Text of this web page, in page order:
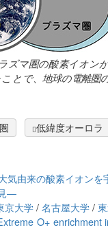
ズマ圏の酸素イオ
とで、地球の電離
低緯度オーロラ
気由来の酸素イオン
―
京大学/名古屋大学/
O+ enrichment